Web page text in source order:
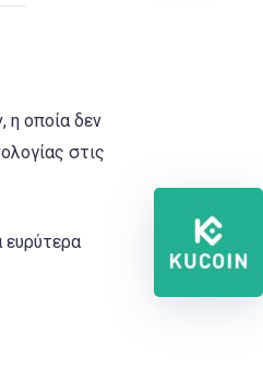
η οποία δεν
στις
ευρύτερα